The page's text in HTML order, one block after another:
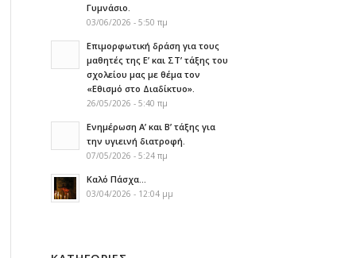
Γυμνάσιο.
03/06/2026 - 5:50 πμ
Επιμορφωτική δράση για τους
μαθητές της Ε’ και ΣΤ’ τάξης του
σχολείου μας με θέμα τον
«Εθισμό στο Διαδίκτυο».
26/05/2026 - 5:40 πμ
Ενημέρωση Α’ και Β’ τάξης για
την υγιεινή διατροφή.
07/05/2026 - 5:24 πμ
Καλό Πάσχα…
03/04/2026 - 12:04 μμ